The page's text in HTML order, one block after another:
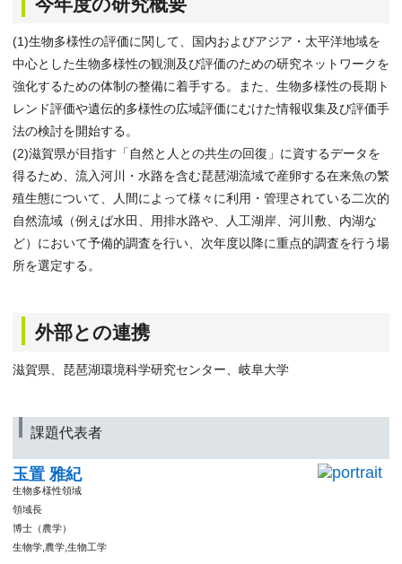
(1)生物多様性の評価に関して、国内およびアジア・太平洋地域を
中心とした生物多様性の観測及び評価のための研究ネットワークを
強化するための体制の整備に着手する。また、生物多様性の長期ト
レンド評価や遺伝的多様性の広域評価にむけた情報収集及び評価手
法の検討を開始する。
(2)滋賀県が目指す「自然と人との共生の回復」に資するデータを
得るため、流入河川・水路を含む琵琶湖流域で産卵する在来魚の繁
殖生態について、人間によって様々に利用・管理されている二次的
自然流域（例えば水田、用排水路や、人工湖岸、河川敷、内湖な
ど）において予備的調査を行い、次年度以降に重点的調査を行う場
所を選定する。
外部との連携
滋賀県、琵琶湖環境科学研究センター、岐阜大学
課題代表者
玉置 雅紀
生物多様性領域
領域長
博士（農学）
生物学,農学,生物工学